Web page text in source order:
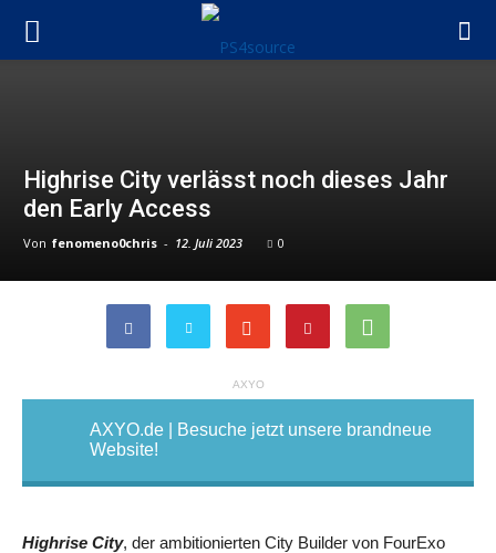
Highrise City verlässt noch dieses Jahr
den Early Access
Von fenomeno0chris - 12. Juli 2023 0
AXYO
AXYO.de | Besuche jetzt unsere brandneue
Website!
Highrise City, der ambitionierten City Builder von FourExo